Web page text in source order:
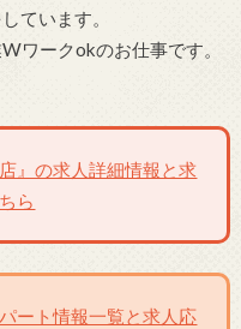
ています。
ワークokのお仕事です。
』の求人詳細情報と求
ら
ート情報一覧と求人応